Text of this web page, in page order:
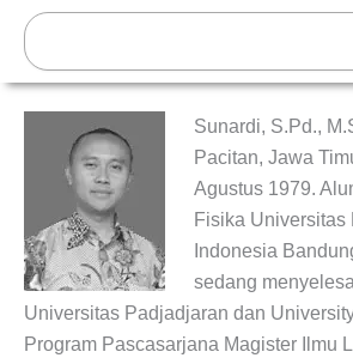
Lewati
konten
Search
Sunardi, S.Pd.,
Pacitan, Jawa
Agustus 1979.
Fisika Universitas
Indonesia
sedang
Universitas Padjadjaran dan
Program Pascasarjana Magister Ilmu